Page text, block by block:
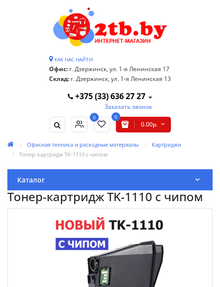
КАК НАС НАЙТИ:
Офис: г. Дзержинск, ул. 1-я Ленинская 17
Склад: г. Дзержинск, ул. 1-я Ленинская 13
+375 (33) 636 27 27
Заказать звонок
0 0
0.00р.
Офисная техника и расходные материалы
Картриджи
Тонер-картридж TK-1110 с чипом
Каталог
Тонер-картридж TK-1110 с чипом